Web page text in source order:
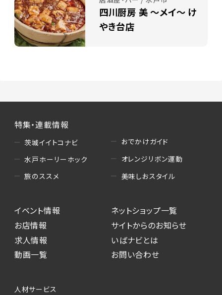
四川厨房 美 ～メイ～ け
やき台店
特集・連載情報
茨城イイトコナビ
水戸ホーリーホック
旅のススメ
おでかけガイド
オレンジリボン運動
美味しおスタイル
イベント情報
お店情報
求人情報
動画一覧
ネットショップ一覧
サイトからのお知らせ
いばナビとは
お問い合わせ
人材サービス